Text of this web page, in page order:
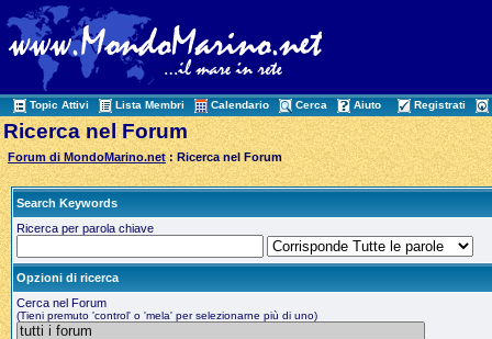
Topic Attivi Lista Membri Calendario Cerca Aiuto Registrati
Ricerca nel Forum
Forum di MondoMarino.net : Ricerca nel Forum
Search Keywords
Ricerca per parola chiave
Opzioni di ricerca
Cerca nel Forum
(Tieni premuto 'control' o 'mela' per selezionarne più di uno)